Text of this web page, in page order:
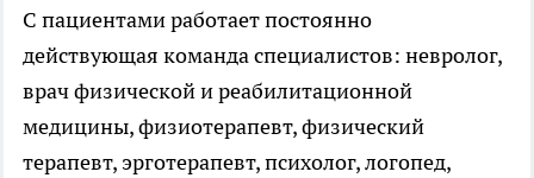
С пациентами работает постоянно
действующая команда специалистов: невролог,
врач физической и реабилитационной
медицины, физиотерапевт, физический
терапевт, эрготерапевт, психолог, логопед,